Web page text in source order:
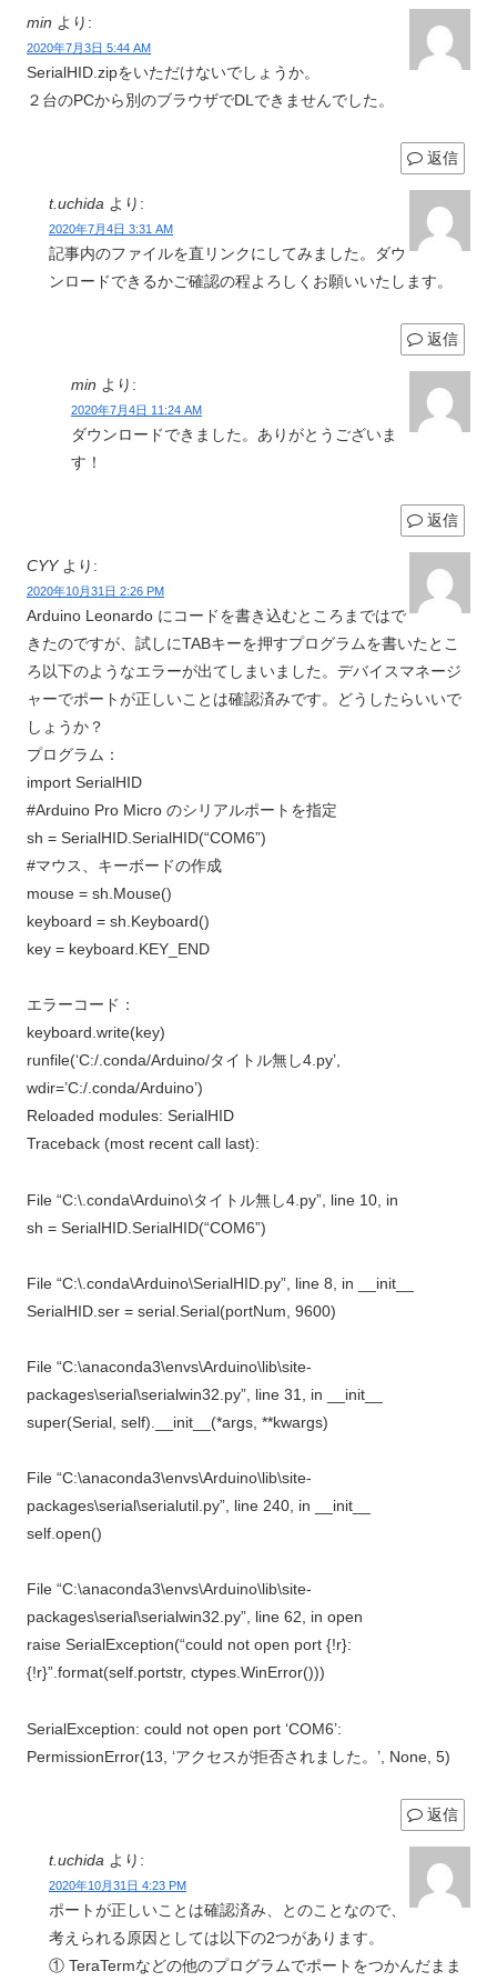
min より:
2020年7月3日 5:44 AM
SerialHID.zipをいただけないでしょうか。
２台のPCから別のブラウザでDLできませんでした。
返信
t.uchida より:
2020年7月4日 3:31 AM
記事内のファイルを直リンクにしてみました。ダウ
ンロードできるかご確認の程よろしくお願いいたします。
返信
min より:
2020年7月4日 11:24 AM
ダウンロードできました。ありがとうございま
す！
返信
CYY より:
2020年10月31日 2:26 PM
Arduino Leonardo にコードを書き込むところまではで
きたのですが、試しにTABキーを押すプログラムを書いたとこ
ろ以下のようなエラーが出てしまいました。デバイスマネージ
ャーでポートが正しいことは確認済みです。どうしたらいいで
しょうか？
プログラム：
import SerialHID
#Arduino Pro Micro のシリアルポートを指定
sh = SerialHID.SerialHID(“COM6”)
#マウス、キーボードの作成
mouse = sh.Mouse()
keyboard = sh.Keyboard()
key = keyboard.KEY_END
エラーコード：
keyboard.write(key)
runfile(‘C:/.conda/Arduino/タイトル無し4.py’,
wdir=’C:/.conda/Arduino’)
Reloaded modules: SerialHID
Traceback (most recent call last):
File “C:\.conda\Arduino\タイトル無し4.py”, line 10, in
sh = SerialHID.SerialHID(“COM6”)
File “C:\.conda\Arduino\SerialHID.py”, line 8, in __init__
SerialHID.ser = serial.Serial(portNum, 9600)
File “C:\anaconda3\envs\Arduino\lib\site-
packages\serial\serialwin32.py”, line 31, in __init__
super(Serial, self).__init__(*args, **kwargs)
File “C:\anaconda3\envs\Arduino\lib\site-
packages\serial\serialutil.py”, line 240, in __init__
self.open()
File “C:\anaconda3\envs\Arduino\lib\site-
packages\serial\serialwin32.py”, line 62, in open
raise SerialException(“could not open port {!r}:
{!r}”.format(self.portstr, ctypes.WinError()))
SerialException: could not open port ‘COM6’:
PermissionError(13, ‘アクセスが拒否されました。’, None, 5)
返信
t.uchida より:
2020年10月31日 4:23 PM
ポートが正しいことは確認済み、とのことなので、
考えられる原因としては以下の2つがあります。
① TeraTermなどの他のプログラムでポートをつかんだまま